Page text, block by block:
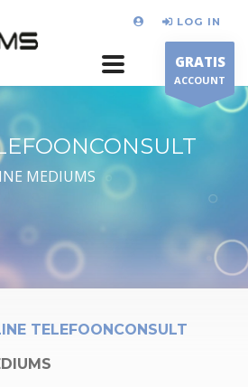
LOG IN
GRATIS
ACCOUNT
MEDIUMS
TELEFOONCONSULT